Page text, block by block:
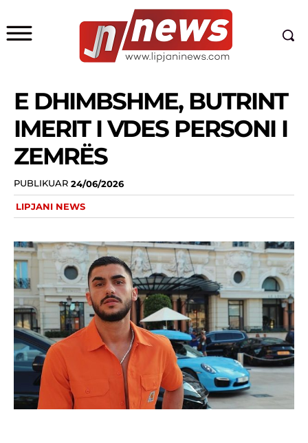
E DHIMBSHME, BUTRINT
IMERIT I VDES PERSONI I
ZEMRËS
PUBLIKUAR 24/06/2026
LIPJANI NEWS